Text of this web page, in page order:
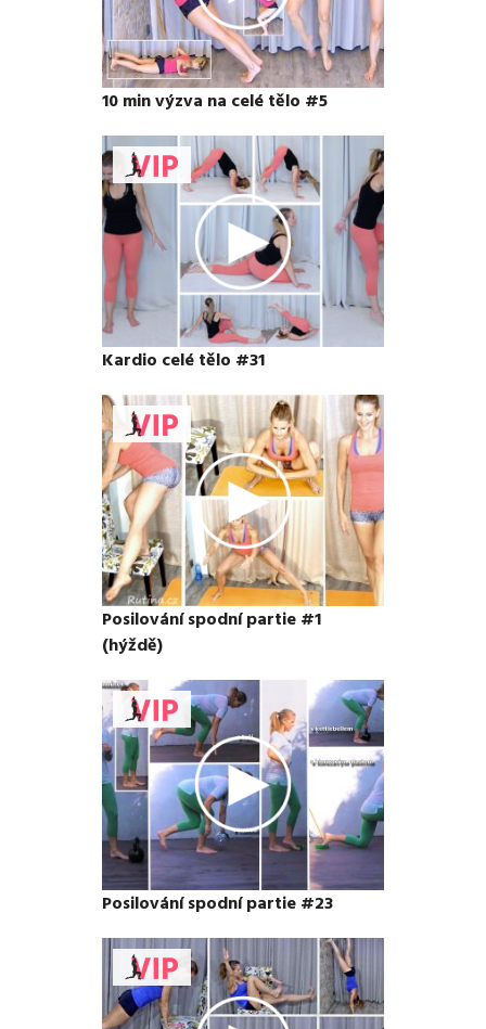
10 min výzva na celé tělo #5
Kardio celé tělo #31
Posilování spodní partie #1
(hýždě)
Posilování spodní partie #23